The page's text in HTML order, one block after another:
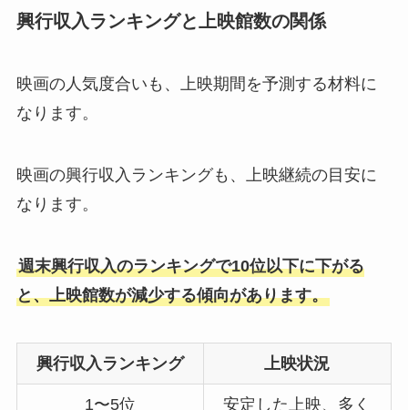
興行収入ランキングと上映館数の関係
映画の人気度合いも、上映期間を予測する材料に
なります。
映画の興行収入ランキングも、上映継続の目安に
なります。
週末興行収入のランキングで10位以下に下がる
と、上映館数が減少する傾向があります。
興行収入ランキング 上映状況
1〜5位
安定した上映、多く